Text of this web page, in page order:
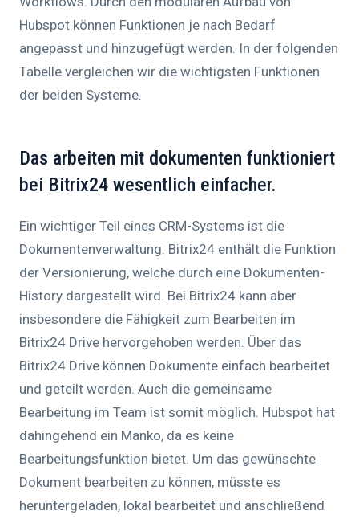
Hubspot können Funktionen je nach Bedarf
angepasst und hinzugefügt werden. In der folgenden
Tabelle vergleichen wir die wichtigsten Funktionen
der beiden Systeme.
Das arbeiten mit dokumenten funktioniert
bei Bitrix24 wesentlich einfacher.
Ein wichtiger Teil eines CRM-Systems ist die
Dokumentenverwaltung. Bitrix24 enthält die Funktion
der Versionierung, welche durch eine Dokumenten-
History dargestellt wird. Bei Bitrix24 kann aber
insbesondere die Fähigkeit zum Bearbeiten im
Bitrix24 Drive hervorgehoben werden. Über das
Bitrix24 Drive können Dokumente einfach bearbeitet
und geteilt werden. Auch die gemeinsame
Bearbeitung im Team ist somit möglich. Hubspot hat
dahingehend ein Manko, da es keine
Bearbeitungsfunktion bietet. Um das gewünschte
Dokument bearbeiten zu können, müsste es
heruntergeladen, lokal bearbeitet und anschließend